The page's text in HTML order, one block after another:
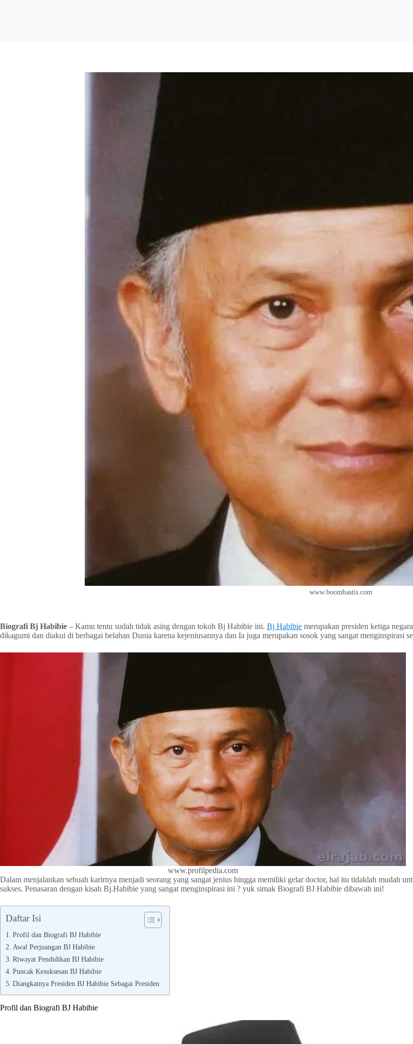
www.boombastis.com
Biografi Bj Habibie – Kamu tentu sudah tidak asing dengan tokoh Bj Habibie ini. Bj Habibie merupakan presiden ketiga
dikagumi dan diakui di berbagai belahan Dunia karena kejeniusannya dan Ia juga merupakan sosok yang sangat menginspirasi
www.profilpedia.com
Dalam menjalankan sebuah karirnya menjadi seorang yang sangat jenius hingga memiliki gelar doctor, hal itu tidaklah mudah
sukses. Penasaran dengan kisah Bj.Habibie yang sangat menginspirasi ini ? yuk simak Biografi BJ Habibie dibawah ini!
Daftar Isi
Profil dan Biografi BJ Habibie
Awal Perjuangan BJ Habibie
Riwayat Pendidikan BJ Habibie
Puncak Kesuksesan BJ Habibie
Diangkatnya Presiden BJ Habibie Sebagai Presiden
Profil dan Biografi BJ Habibie